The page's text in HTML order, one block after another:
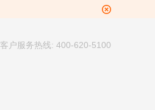
客户服务热线: 400-620-5100